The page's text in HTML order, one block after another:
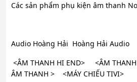
Các sản phẩm phụ kiện âm thanh
Audio Hoàng Hải Hoàng Hải Audio
<ÂM THANH HI END> <ÂM
ÂM THANH > <MÁY CHIẾU TIVI>